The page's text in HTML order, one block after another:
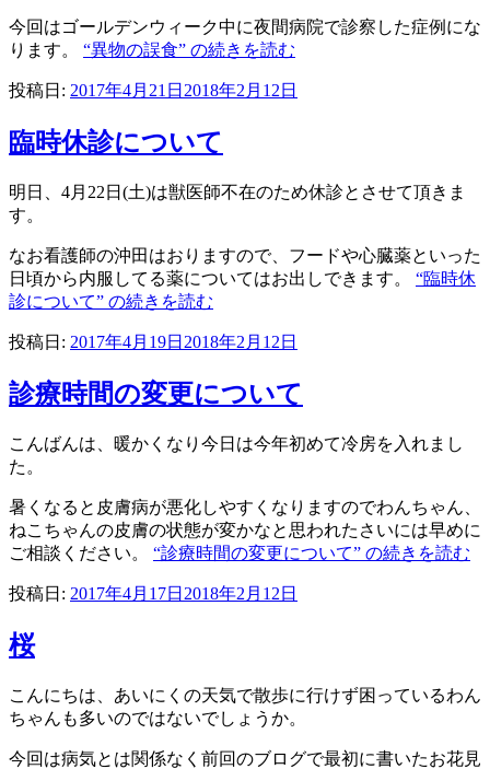
今回はゴールデンウィーク中に夜間病院で診察した症例にな
ります。 “異物の誤食” の続きを読む
投稿日: 2017年4月21日 2018年2月12日
臨時休診について
明日、4月22日(土)は獣医師不在のため休診とさせて頂きま
す。
なお看護師の沖田はおりますので、フードや心臓薬といった
日頃から内服してる薬についてはお出しできます。 “臨時休
診について” の続きを読む
投稿日: 2017年4月19日 2018年2月12日
診療時間の変更について
こんばんは、暖かくなり今日は今年初めて冷房を入れまし
た。
暑くなると皮膚病が悪化しやすくなりますのでわんちゃん、
ねこちゃんの皮膚の状態が変かなと思われたさいには早めに
ご相談ください。 “診療時間の変更について” の続きを読む
投稿日: 2017年4月17日 2018年2月12日
桜
こんにちは、あいにくの天気で散歩に行けず困っているわん
ちゃんも多いのではないでしょうか。
今回は病気とは関係なく前回のブログで最初に書いたお花見